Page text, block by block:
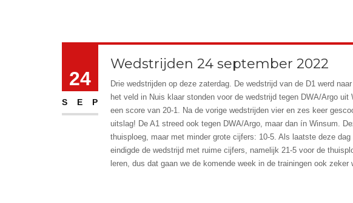
24
SEP
Wedstrijden 24 september 2022
Drie wedstrijden op deze zaterdag. De wedstrijd van de D1 werd
het veld in Nuis klaar stonden voor de wedstrijd tegen DWA/Argo
een score van 20-1. Na de vorige wedstrijden vier en zes keer
uitslag! De A1 streed ook tegen DWA/Argo, maar dan ín Winsum.
thuisploeg, maar met minder grote cijfers: 10-5. Als laatste deze
eindigde de wedstrijd met ruime cijfers, namelijk 21-5 voor de
leren, dus dat gaan we de komende week in de trainingen ook zeker